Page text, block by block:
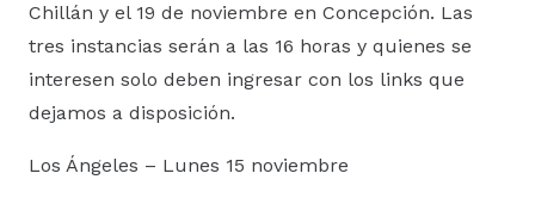
Chillán y el 19 de noviembre en Concepción. Las
tres instancias serán a las 16 horas y quienes se
interesen solo deben ingresar con los links que
dejamos a disposición.
Los Ángeles – Lunes 15 noviembre